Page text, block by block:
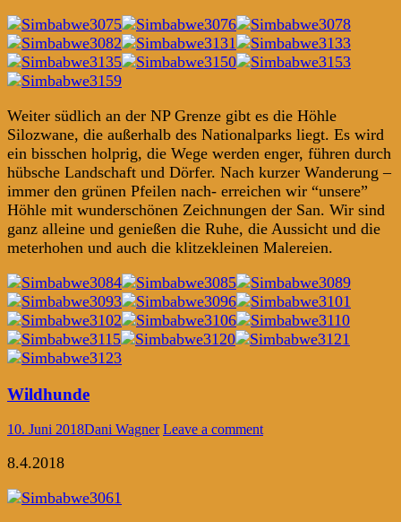
Weiter südlich an der NP Grenze gibt es die Höhle
Silozwane, die außerhalb des Nationalparks liegt. Es wird
ein bisschen holprig, die Wege werden enger, führen durch
hübsche Landschaft und Dörfer. Nach kurzer Wanderung –
immer den grünen Pfeilen nach- erreichen wir “unsere”
Höhle mit wunderschönen Zeichnungen der San. Wir sind
ganz alleine und genießen die Ruhe, die Aussicht und die
meterhohen und auch die klitzekleinen Malereien.
Wildhunde
10. Juni 2018Dani Wagner Leave a comment
8.4.2018